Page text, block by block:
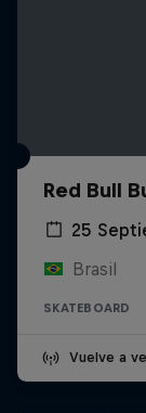
Red Bull
25
Brasil
SKATEBOARD
Vuelve a